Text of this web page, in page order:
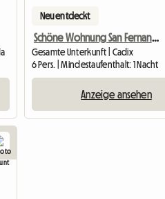
Neu entdeckt
Schöne Wohnung San Fernando, Cadiz
Gesamte Unterkunft | Cadix
6 Pers. | Mindestaufenthalt: 1 Nacht
Anzeige ansehen